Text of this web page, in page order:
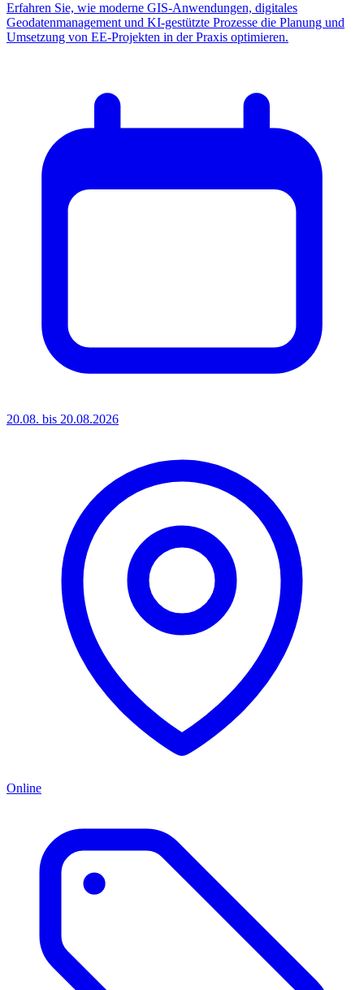
Erfahren Sie, wie moderne GIS-Anwendungen, digitales
Geodatenmanagement und KI-gestützte Prozesse die Planung und
Umsetzung von EE-Projekten in der Praxis optimieren.
20.08. bis 20.08.2026
Online